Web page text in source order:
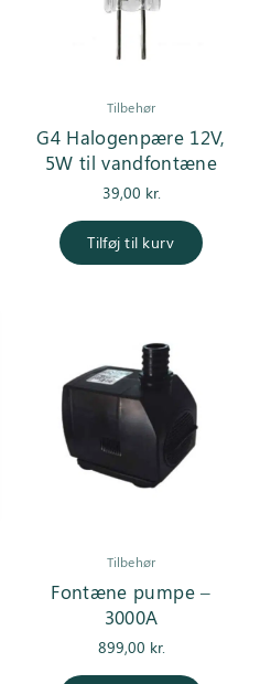
Tilbehør
G4 Halogenpære 12V,
5W til vandfontæne
39,00 kr.
Tilføj til kurv
Tilbehør
Fontæne pumpe –
3000A
899,00 kr.